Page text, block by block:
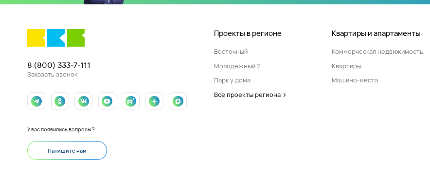
8 (800) 333-7-111
Заказать звонок
У вас появились вопросы?
Напишите нам
Проекты в регионе
Восточный
Молодежный 2
Парк у дома
Все проекты региона
Квартиры и апартаменты
Коммерческая недвижимость
Квартиры
Машино-места